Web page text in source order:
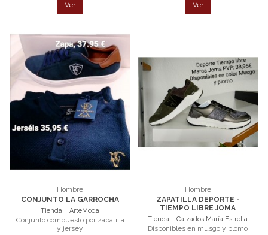
Ver Ver
Hombre
CONJUNTO LA GARROCHA
Tienda: ArteModa
Conjunto compuesto por zapatilla
y jersey
Hombre
ZAPATILLA DEPORTE -
TIEMPO LIBRE JOMA
Tienda: Calzados María Estrella
Disponibles en musgo y plomo